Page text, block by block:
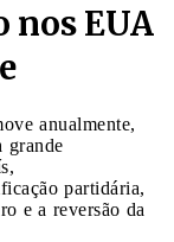
nos EUA
anualmente,
grande
partidária,
e a reversão da